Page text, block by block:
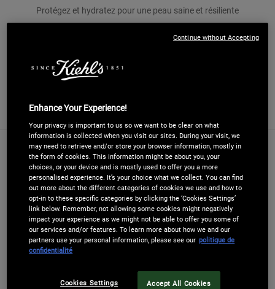
Protégez et hydratez pour une peau saine et résiliente
LOADING ...
CET ASSORTIMENT CONTIENT 2 PRODUITS
PDP Sections Accordion
Description du produit
Ce coffret combine deux des hydratants les plus
puissants de Kiehl's : l'Ultra Facial Cream pour une
hydratation quotidienne et l'Ultra Facial Barrier Balm
pour une réparation intense et une protection contre
Enhance Your Experience!
Your privacy is important to us so we want to be clear on what
information is collected when you visit our sites. During your visit, we
may need to retrieve and/or store your browser information, mostly in
the form of cookies. This information might be about you, your
choices, or your device and is mostly used to offer you a more
personalised experience. It’s your choice what we collect. You can find
out more about the different categories of cookies we use and how to
opt-in to these specific categories by clicking the ‘Cookies Settings’
link below. Remember, not allowing some cookies might negatively
impact your experience as we might not be able to offer you some of
our services and/or features. To learn more about how we and our
partners use your personal information, please see our politique de
confidentialité
Cookies Settings Accept All Cookies
Continue without Accepting